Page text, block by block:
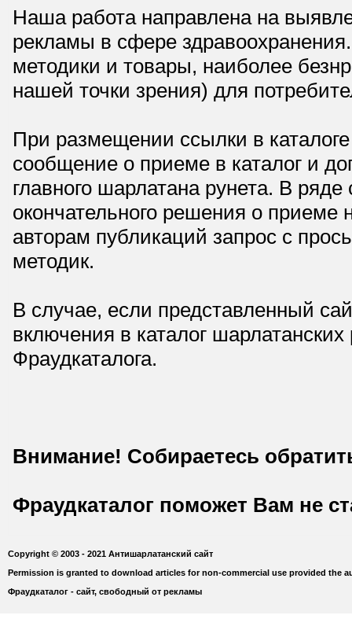
Наша работа направлена на
рекламы в сфере
методики и товары, наиболее
нашей точки зрения) для
При размещении ссылки в
сообщение о приеме в каталог и
главного шарлатана рунета. В
окончательного решения о приеме
авторам публикаций запрос с
методик.
В случае, если представленный
включения в каталог
Фраудкаталога.
Внимание! Собираетесь
Фраудкаталог поможет Вам не
Copyright © 2003 - 2021 Антишарлатанский сайт
Permission is granted to download articles for non-commercial use provided the
Фраудкаталог - сайт, свободный от рекламы